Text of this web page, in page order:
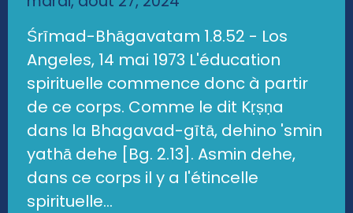
Śrīmad-Bhāgavatam 1.8.52 - Los
Angeles, 14 mai 1973 L'éducation
spirituelle commence donc à partir
de ce corps. Comme le dit Kṛṣṇa
dans la Bhagavad-gītā, dehino 'smin
yathā dehe [Bg. 2.13]. Asmin dehe,
dans ce corps il y a l'étincelle
spirituelle...